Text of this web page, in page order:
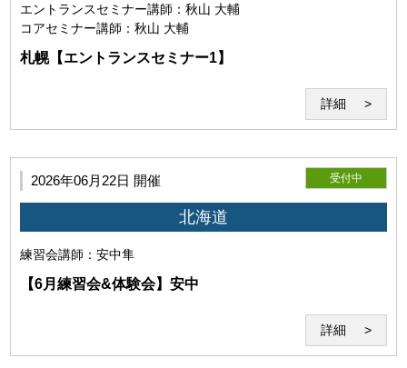
(2)Zoomの利用目的
当研究所と利用者との間でのZoom通信は本サービス目的で
のみ使用するものとします。
(3)利用環境の不具合について
エントランスセミナー講師：秋山 大輔
コアセミナー講師：秋山 大輔
札幌【エントランスセミナー1】
詳細
2026年06月22日 開催 受付中
北海道
練習会講師：安中隼
【6月練習会&体験会】安中
詳細